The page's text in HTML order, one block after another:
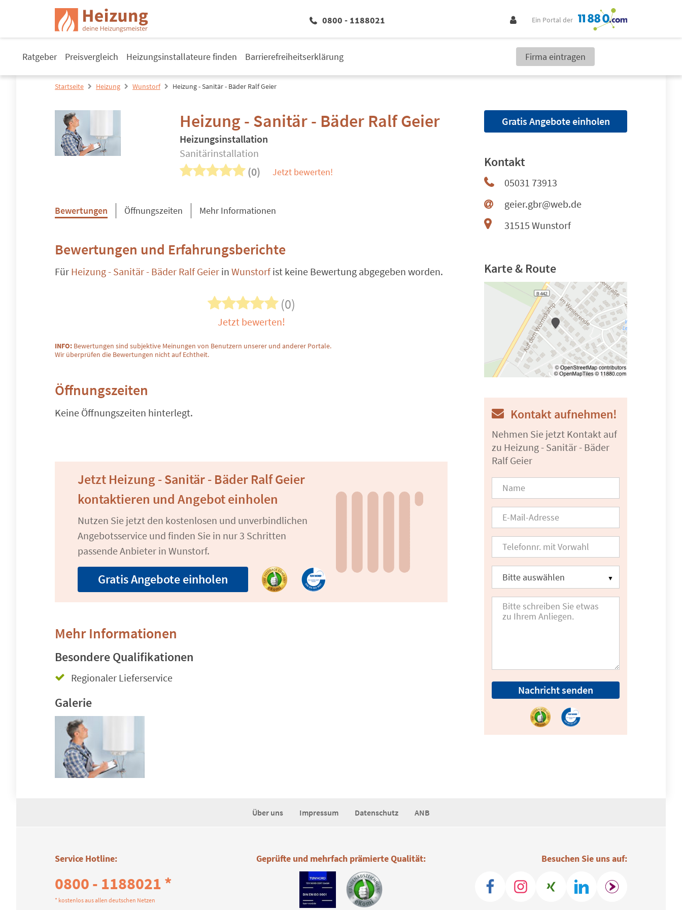
0800 - 1188021 Ein Portal der
Ratgeber Preisvergleich Heizungsinstallateure finden Barrierefreiheitserklärung Firma eintragen
Startseite Heizung Wunstorf Heizung - Sanitär - Bäder Ralf Geier
Heizung - Sanitär - Bäder Ralf Geier
Heizungsinstallation
Sanitärinstallation
(0) Jetzt bewerten!
Bewertungen Öffnungszeiten Mehr Informationen
Bewertungen und Erfahrungsberichte
Für Heizung - Sanitär - Bäder Ralf Geier in Wunstorfist keine Bewertung abgegeben worden.
(0)
Jetzt bewerten!
INFO: Bewertungen sind subjektive Meinungen von Benutzern unserer und anderer Portale.
Wir überprüfen die Bewertungen nicht auf Echtheit.
Öffnungszeiten
Keine Öffnungszeiten hinterlegt.
Jetzt Heizung - Sanitär - Bäder Ralf Geier
kontaktieren und Angebot einholen
Nutzen Sie jetzt den kostenlosen und unverbindlichen
Angebotsservice und finden Sie in nur 3 Schritten
passende Anbieter in Wunstorf.
Gratis Angebote einholen
Mehr Informationen
Besondere Qualifikationen
Regionaler Lieferservice
Galerie
Gratis Angebote einholen
Kontakt
05031 73913
geier.gbr@web.de
31515 Wunstorf
Karte & Route
Kontakt aufnehmen!
Nehmen Sie jetzt Kontakt auf
zu Heizung - Sanitär - Bäder
Ralf Geier
Nachricht senden
Über uns Impressum Datenschutz ANB
Service Hotline:
0800 - 1188021 *
* kostenlos aus allen deutschen Netzen
Besuchen Sie uns auf:
Geprüfte und mehrfach prämierte Qualität: